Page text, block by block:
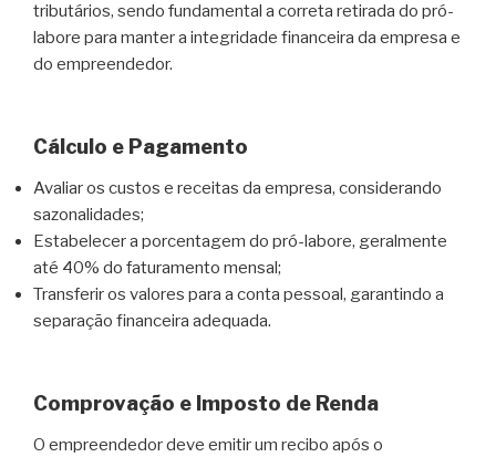
tributários, sendo fundamental a correta retirada do pró-
labore para manter a integridade financeira da empresa e
do empreendedor.
Cálculo e Pagamento
Avaliar os custos e receitas da empresa, considerando
sazonalidades;
Estabelecer a porcentagem do pró-labore, geralmente
até 40% do faturamento mensal;
Transferir os valores para a conta pessoal, garantindo a
separação financeira adequada.
Comprovação e Imposto de Renda
O empreendedor deve emitir um recibo após o